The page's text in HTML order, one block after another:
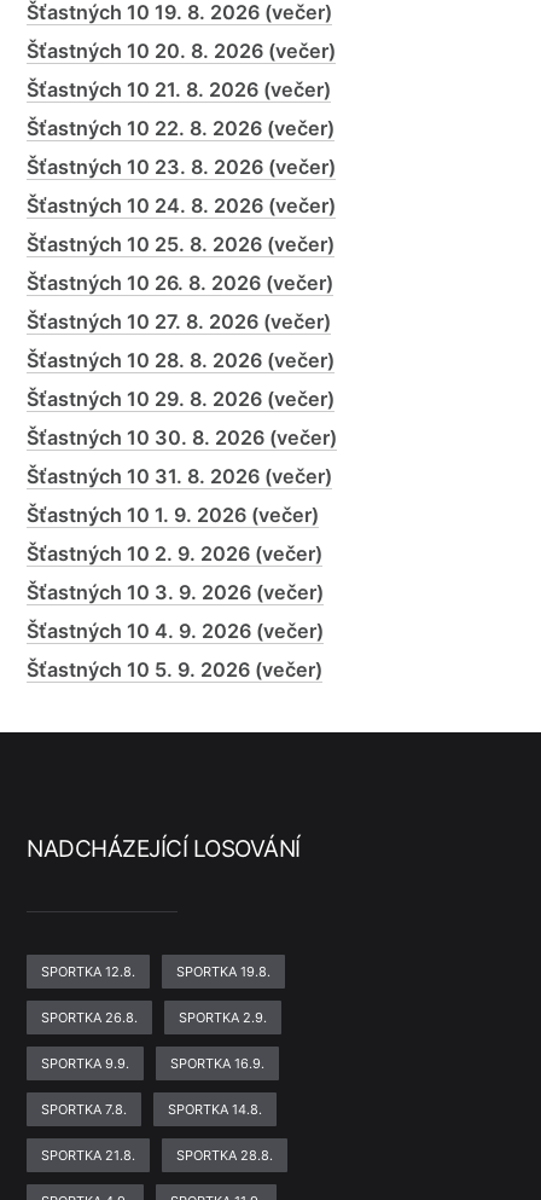
Šťastných 10 19. 8. 2026 (večer)
Šťastných 10 20. 8. 2026 (večer)
Šťastných 10 21. 8. 2026 (večer)
Šťastných 10 22. 8. 2026 (večer)
Šťastných 10 23. 8. 2026 (večer)
Šťastných 10 24. 8. 2026 (večer)
Šťastných 10 25. 8. 2026 (večer)
Šťastných 10 26. 8. 2026 (večer)
Šťastných 10 27. 8. 2026 (večer)
Šťastných 10 28. 8. 2026 (večer)
Šťastných 10 29. 8. 2026 (večer)
Šťastných 10 30. 8. 2026 (večer)
Šťastných 10 31. 8. 2026 (večer)
Šťastných 10 1. 9. 2026 (večer)
Šťastných 10 2. 9. 2026 (večer)
Šťastných 10 3. 9. 2026 (večer)
Šťastných 10 4. 9. 2026 (večer)
Šťastných 10 5. 9. 2026 (večer)
NADCHÁZEJÍCÍ LOSOVÁNÍ
SPORTKA 12.8. SPORTKA 19.8.
SPORTKA 26.8. SPORTKA 2.9.
SPORTKA 9.9. SPORTKA 16.9.
SPORTKA 7.8. SPORTKA 14.8.
SPORTKA 21.8. SPORTKA 28.8.